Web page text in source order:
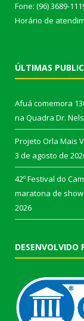
Fone: (96) 3689-
Horário de
ÚLTIMAS
Afuá comemora
na Quadra Dr.
Projeto Orla Mais
3 de agosto de
42º Festival do
maratona de
2026
DESENVOLVIDO